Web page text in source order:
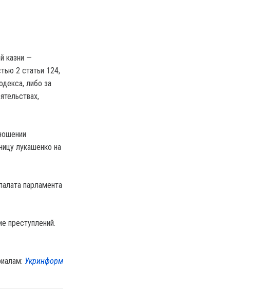
казни —
2 статьи 124,
либо за
лукашенко на
парламента
преступлений.
Укринформ